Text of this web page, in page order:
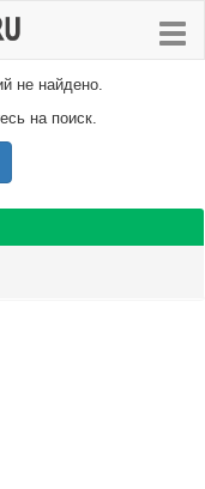
не найдено.
на поиск.